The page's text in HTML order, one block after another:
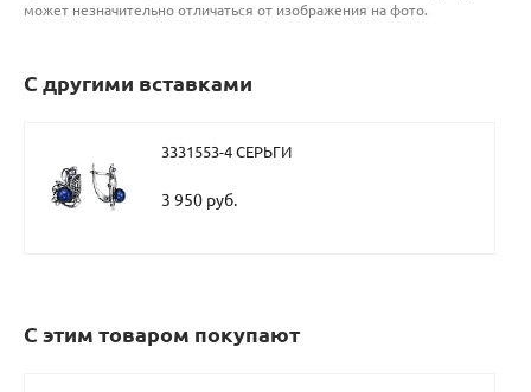
может незначительно отличаться от изображения на фото.
С другими вставками
3331553-4 СЕРЬГИ
3 950 руб.
С этим товаром покупают